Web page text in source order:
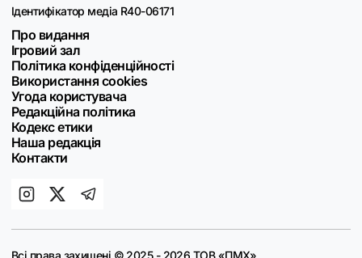
Ідентифікатор медіа R40-06171
Про видання
Ігровий зал
Політика конфіденційності
Використання cookies
Угода користувача
Редакційна політика
Кодекс етики
Наша редакція
Контакти
Всі права захищені © 2025 - 2026 ТОВ «ПМХ»